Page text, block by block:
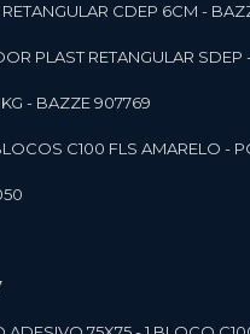
RETANGULAR CDEP 6CM -
PLAST RETANGULAR SDEP
- BAZZE 907769
C100 FLS AMARELO -